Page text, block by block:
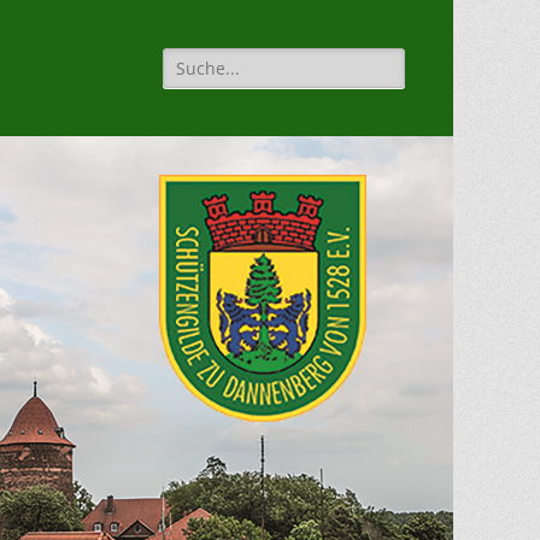
Suche
für: